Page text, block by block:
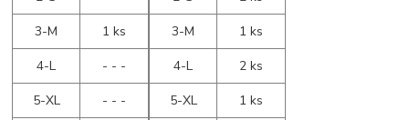
3-M
1 ks
4-L
- - -
5-XL
- - -
3-M
1 ks
4-L
2 ks
5-XL
1 ks